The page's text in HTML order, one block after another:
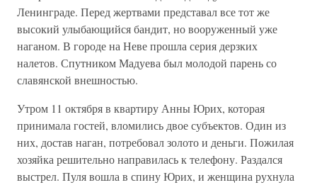
Ленинграде. Перед жертвами представал все тот же
высокий улыбающийся бандит, но вооруженный уже
наганом. В городе на Неве прошла серия дерзких
налетов. Спутником Мадуева был молодой парень со
славянской внешностью.
Утром 11 октября в квартиру Анны Юрих, которая
принимала гостей, вломились двое субъектов. Один из
них, достав наган, потребовал золото и деньги. Пожилая
хозяйка решительно направилась к телефону. Раздался
выстрел. Пуля вошла в спину Юрих, и женщина рухнула